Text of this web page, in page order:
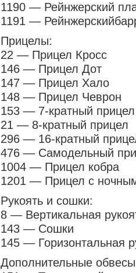
1190 — Рейнжерский
1191 —
Прицелы:
22 — Прицел Кросс
146 — Прицел Дот
147 — Прицел Хало
148 — Прицел Чеврон
153 — 7-кратный прицел
21 — 8-кратный прицел
296 — 16-кратный
476 — Самодельный
1004 — Прицел кобра
1201 — Прицел с
Рукоять и сошки:
8 — Вертикальная
143 — Сошки
145 — Горизонтальная
Дополнительные